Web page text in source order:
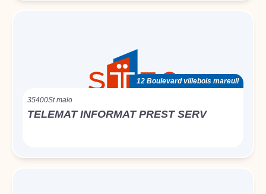
12 Boulevard villebois mareuil
35400St malo
TELEMAT INFORMAT PREST SERV